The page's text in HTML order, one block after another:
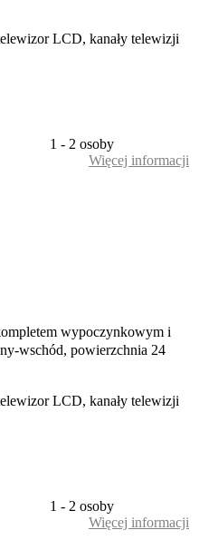
LCD, kanały telewizji
1 - 2 osoby
Więcej informacji
wypoczynkowym i
wschód, powierzchnia 24
LCD, kanały telewizji
1 - 2 osoby
Więcej informacji